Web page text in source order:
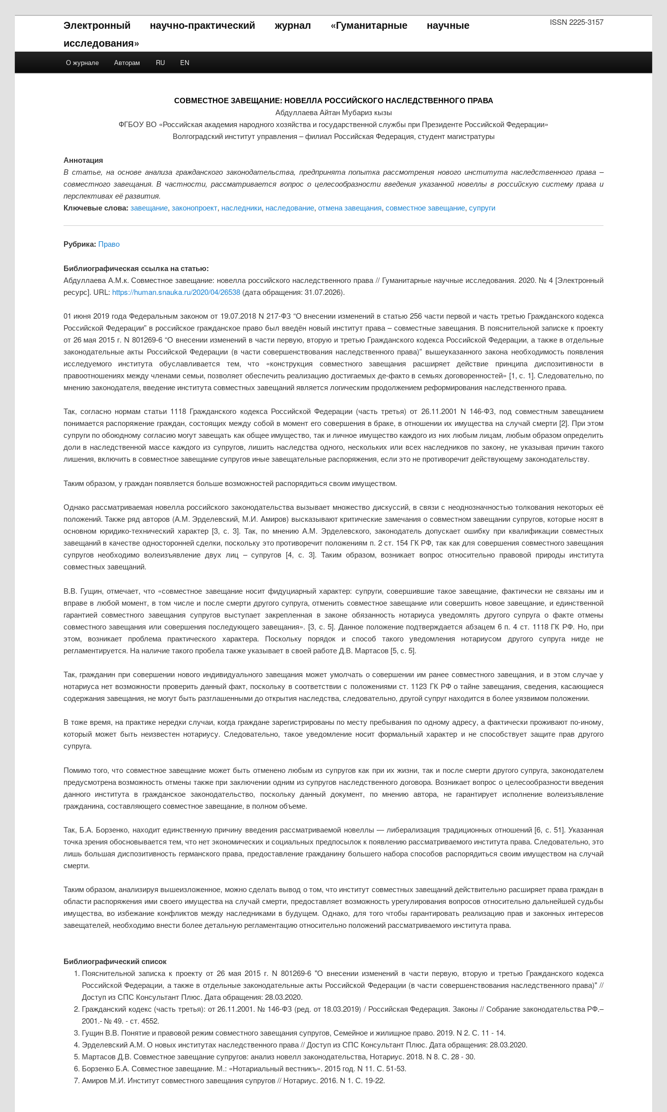
ISSN 2225-3157
Электронный научно-практический журнал «Гуманитарные научные
исследования»
Skip to primary content
Skip to secondary content
О журнале Авторам RU EN
СОВМЕСТНОЕ ЗАВЕЩАНИЕ: НОВЕЛЛА РОССИЙСКОГО НАСЛЕДСТВЕННОГО ПРАВА
Абдуллаева Айтан Мубариз кызы
ФГБОУ ВО «Российская академия народного хозяйства и государственной службы при Президенте Российской Федерации»
Волгоградский институт управления – филиал Российская Федерация, студент магистратуры
Аннотация
В статье, на основе анализа гражданского законодательства, предпринята попытка рассмотрения нового института наследственного права –
совместного завещания. В частности, рассматривается вопрос о целесообразности введения указанной новеллы в российскую систему права и
перспективах её развития.
Ключевые слова: завещание, законопроект, наследники, наследование, отмена завещания, совместное завещание, супруги
Рубрика: Право
Библиографическая ссылка на статью:
Абдуллаева А.М.к. Совместное завещание: новелла российского наследственного права // Гуманитарные научные исследования. 2020. № 4 [Электронный
ресурс]. URL: https://human.snauka.ru/2020/04/26538(дата обращения: 31.07.2026).
01 июня 2019 года Федеральным законом от 19.07.2018 N 217-ФЗ “О внесении изменений в статью 256 части первой и часть третью Гражданского кодекса
Российской Федерации” в российское гражданское право был введён новый институт права – совместные завещания. В пояснительной записке к проекту
от 26 мая 2015 г. N 801269-6 “О внесении изменений в части первую, вторую и третью Гражданского кодекса Российской Федерации, а также в отдельные
законодательные акты Российской Федерации (в части совершенствования наследственного права)” вышеуказанного закона необходимость появления
исследуемого института обуславливается тем, что «конструкция совместного завещания расширяет действие принципа диспозитивности в
правоотношениях между членами семьи, позволяет обеспечить реализацию достигаемых де-факто в семьях договоренностей» [1, с. 1]. Следовательно, по
мнению законодателя, введение института совместных завещаний является логическим продолжением реформирования наследственного права.
Так, согласно нормам статьи 1118 Гражданского кодекса Российской Федерации (часть третья) от 26.11.2001 N 146-ФЗ, под совместным завещанием
понимается распоряжение граждан, состоящих между собой в момент его совершения в браке, в отношении их имущества на случай смерти [2]. При этом
супруги по обоюдному согласию могут завещать как общее имущество, так и личное имущество каждого из них любым лицам, любым образом определить
доли в наследственной массе каждого из супругов, лишить наследства одного, нескольких или всех наследников по закону, не указывая причин такого
лишения, включить в совместное завещание супругов иные завещательные распоряжения, если это не противоречит действующему законодательству.
Таким образом, у граждан появляется больше возможностей распорядиться своим имуществом.
Однако рассматриваемая новелла российского законодательства вызывает множество дискуссий, в связи с неоднозначностью толкования некоторых её
положений. Также ряд авторов (А.М. Эрделевский, М.И. Амиров) высказывают критические замечания о совместном завещании супругов, которые носят в
основном юридико-технический характер [3, с. 3]. Так, по мнению А.М. Эрделевского, законодатель допускает ошибку при квалификации совместных
завещаний в качестве односторонней сделки, поскольку это противоречит положениям п. 2 ст. 154 ГК РФ, так как для совершения совместного завещания
супругов необходимо волеизъявление двух лиц – супругов [4, с. 3]. Таким образом, возникает вопрос относительно правовой природы института
совместных завещаний.
В.В. Гущин, отмечает, что «совместное завещание носит фидуциарный характер: супруги, совершившие такое завещание, фактически не связаны им и
вправе в любой момент, в том числе и после смерти другого супруга, отменить совместное завещание или совершить новое завещание, и единственной
гарантией совместного завещания супругов выступает закрепленная в законе обязанность нотариуса уведомлять другого супруга о факте отмены
совместного завещания или совершения последующего завещания». [3, с. 5]. Данное положение подтверждается абзацем 6 п. 4 ст. 1118 ГК РФ. Но, при
этом, возникает проблема практического характера. Поскольку порядок и способ такого уведомления нотариусом другого супруга нигде не
регламентируется. На наличие такого пробела также указывает в своей работе Д.В. Мартасов [5, с. 5].
Так, гражданин при совершении нового индивидуального завещания может умолчать о совершении им ранее совместного завещания, и в этом случае у
нотариуса нет возможности проверить данный факт, поскольку в соответствии с положениями ст. 1123 ГК РФ о тайне завещания, сведения, касающиеся
содержания завещания, не могут быть разглашенными до открытия наследства, следовательно, другой супруг находится в более уязвимом положении.
В тоже время, на практике нередки случаи, когда граждане зарегистрированы по месту пребывания по одному адресу, а фактически проживают по-иному,
который может быть неизвестен нотариусу. Следовательно, такое уведомление носит формальный характер и не способствует защите прав другого
супруга.
Помимо того, что совместное завещание может быть отменено любым из супругов как при их жизни, так и после смерти другого супруга, законодателем
предусмотрена возможность отмены также при заключении одним из супругов наследственного договора. Возникает вопрос о целесообразности введения
данного института в гражданское законодательство, поскольку данный документ, по мнению автора, не гарантирует исполнение волеизъявление
гражданина, составляющего совместное завещание, в полном объеме.
Так, Б.А. Борзенко, находит единственную причину введения рассматриваемой новеллы — либерализация традиционных отношений [6, с. 51]. Указанная
точка зрения обосновывается тем, что нет экономических и социальных предпосылок к появлению рассматриваемого института права. Следовательно, это
лишь большая диспозитивность германского права, предоставление гражданину большего набора способов распорядиться своим имуществом на случай
смерти.
Таким образом, анализируя вышеизложенное, можно сделать вывод о том, что институт совместных завещаний действительно расширяет права граждан в
области распоряжения ими своего имущества на случай смерти, предоставляет возможность урегулирования вопросов относительно дальнейшей судьбы
имущества, во избежание конфликтов между наследниками в будущем. Однако, для того чтобы гарантировать реализацию прав и законных интересов
завещателей, необходимо внести более детальную регламентацию относительно положений рассматриваемого института права.
Библиографический список
Пояснительной записка к проекту от 26 мая 2015 г. N 801269-6 "О внесении изменений в части первую, вторую и третью Гражданского кодекса
Российской Федерации, а также в отдельные законодательные акты Российской Федерации (в части совершенствования наследственного права)" //
Доступ из СПС Консультант Плюс. Дата обращения: 28.03.2020.
Гражданский кодекс (часть третья): от 26.11.2001. № 146-ФЗ (ред. от 18.03.2019) / Российская Федерация. Законы // Собрание законодательства РФ.–
2001.- № 49. - ст. 4552.
Гущин В.В. Понятие и правовой режим совместного завещания супругов, Семейное и жилищное право. 2019. N 2. С. 11 - 14.
Эрделевский А.М. О новых институтах наследственного права // Доступ из СПС Консультант Плюс. Дата обращения: 28.03.2020.
Мартасов Д.В. Совместное завещание супругов: анализ новелл законодательства, Нотариус. 2018. N 8. С. 28 - 30.
Борзенко Б.А. Совместное завещание. М.: «Нотариальный вестникъ». 2015 год. N 11. С. 51-53.
Амиров М.И. Институт совместного завещания супругов // Нотариус. 2016. N 1. С. 19-22.